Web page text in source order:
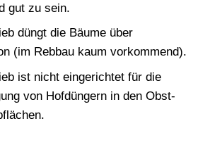
gut zu sein.
düngt die Bäume über
(im Rebbau kaum vorkommend).
ist nicht eingerichtet für die
von Hofdüngern in den Obst-
SUCHEN